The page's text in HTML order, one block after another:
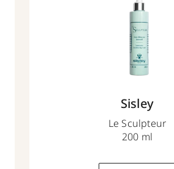
Sisley
Le Sculpteur
200 ml